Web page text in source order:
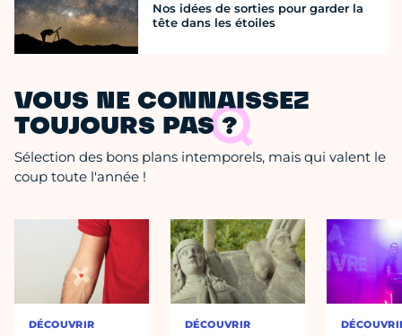
Nos idées de sorties pour garder la
tête dans les étoiles
VOUS NE CONNAISSEZ
TOUJOURS PAS ?
Sélection des bons plans intemporels, mais qui valent le
coup toute l'année !
DÉCOUVRIR DÉCOUVRIR